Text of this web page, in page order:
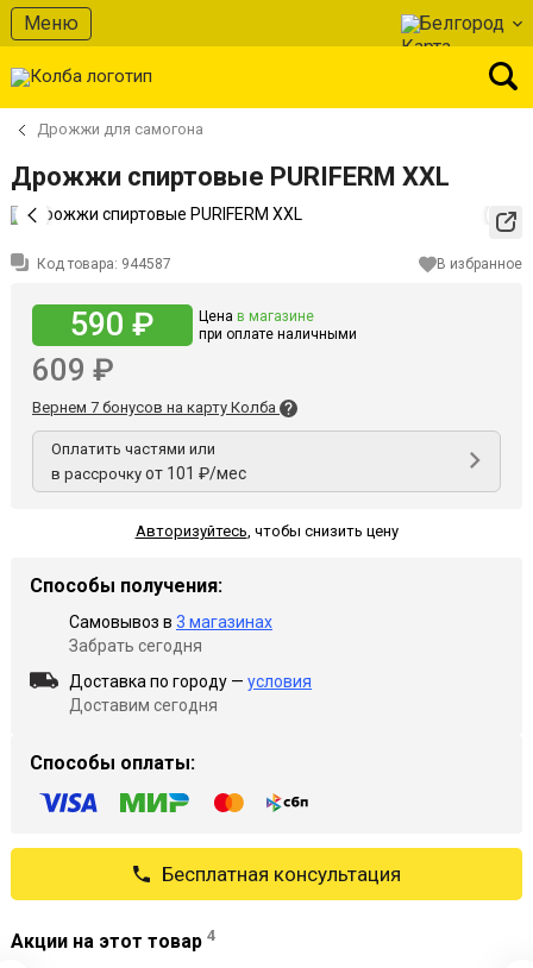
Меню Белгород
Дрожжи для самогона
Дрожжи спиртовые PURIFERM XXL
Код товара: 944587 В избранное
590 ₽ Цена в магазине
при оплате наличными
609 ₽
Вернем 7 бонусов на карту Колба
Оплатить частями или
в рассрочку от 101 ₽/мес
Авторизуйтесь, чтобы снизить цену
Способы получения:
Самовывоз в 3 магазинах
Забрать сегодня
Доставка по городу — условия
Доставим сегодня
Способы оплаты:
Бесплатная консультация
Акции на этот товар 4